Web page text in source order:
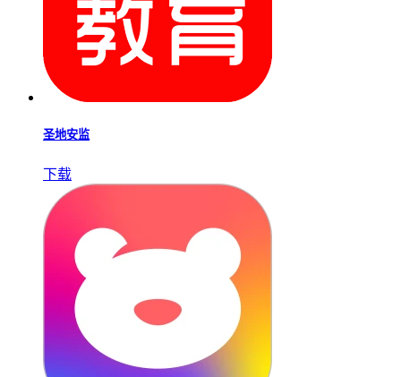
圣地安监
下载